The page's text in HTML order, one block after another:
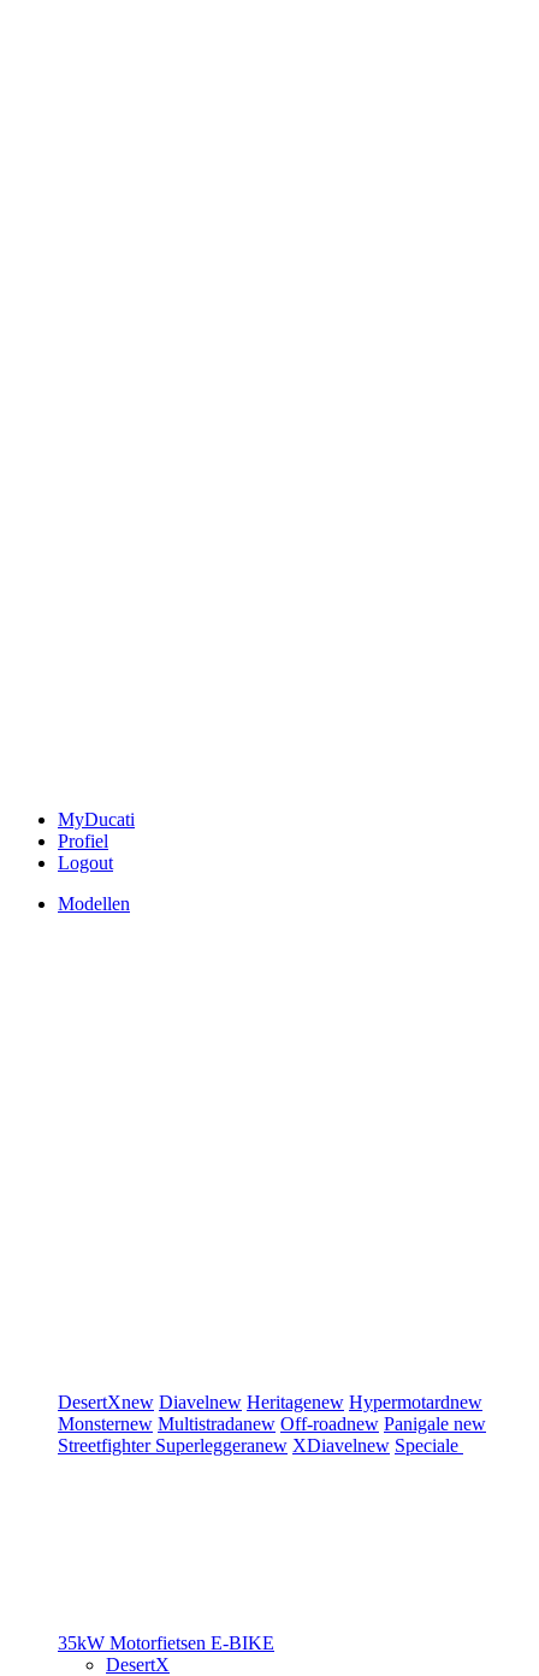
MyDucati
Profiel
Logout
Modellen
DesertXnew Diavelnew Heritagenew Hypermotardnew
Monsternew Multistradanew Off-roadnew Panigale new
Streetfighter Superleggeranew XDiavelnew Speciale
35kW Motorfietsen E-BIKE
DesertX